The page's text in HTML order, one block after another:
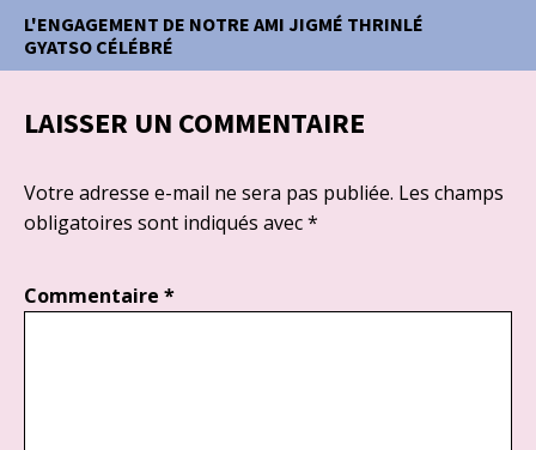
L'ENGAGEMENT DE NOTRE AMI JIGMÉ THRINLÉ
GYATSO CÉLÉBRÉ
LAISSER UN COMMENTAIRE
Votre adresse e-mail ne sera pas publiée. Les champs
obligatoires sont indiqués avec*
Commentaire *